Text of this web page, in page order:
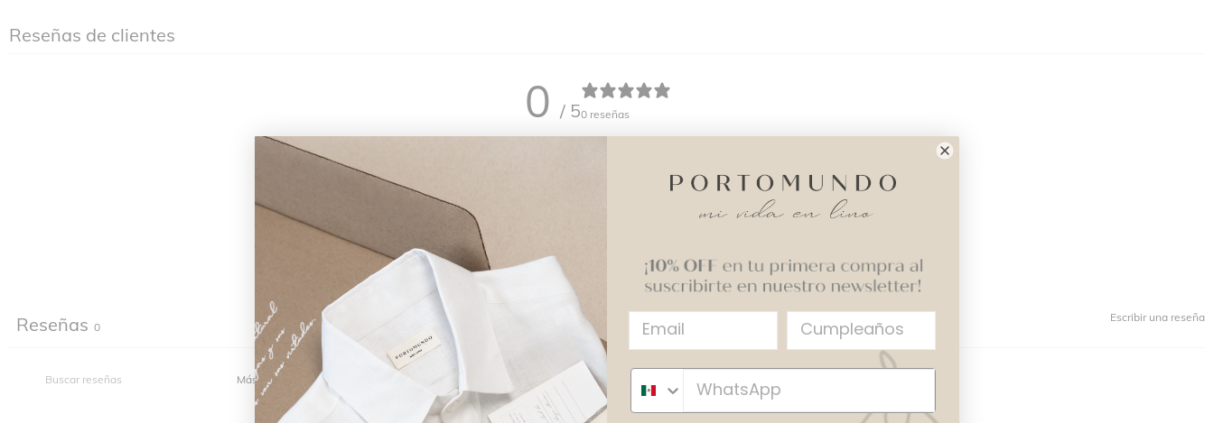
Reseñas de clientes
0 / 50 reseñas
0%
0
2
1
Escribir una reseña
Reseñas 0
Con contenido multimediaWhatsApp